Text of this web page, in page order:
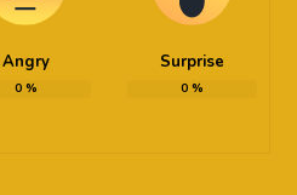
Angry
0%
Surprise
0%